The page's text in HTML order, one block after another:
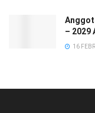
– 2029
16